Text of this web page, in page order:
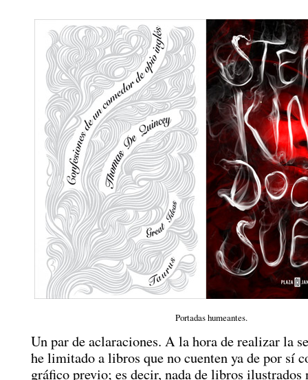
Portadas humeantes.
Un par de aclaraciones. A la hora de realizar la
he limitado a libros que no cuenten ya de por sí
gráfico previo; es decir, nada de libros ilustrados